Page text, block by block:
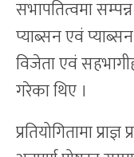
सभापतित्वमा
प्याब्सन एवं
विजेता एवं
गरेका थिए ।
प्रतियोगितामा